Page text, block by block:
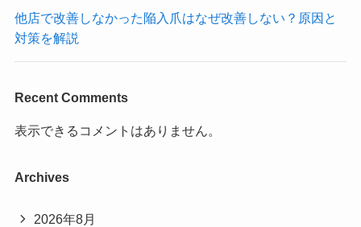
他店で改善しなかった陥入爪はなぜ改善しない？原因と
対策を解説
Recent Comments
表示できるコメントはありません。
Archives
2026年8月